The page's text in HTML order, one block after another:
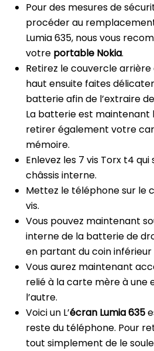
Pour des mesures de
procéder au
Lumia 635, nous vous
votre portable Nokia.
Retirez le couvercle
haut ensuite faites
batterie afin de l’extraire
La batterie est maintenant
retirer également votre
mémoire.
Enlevez les 7 vis Torx t4
châssis interne.
Mettez le téléphone sur le
vis.
Vous pouvez maintenant
interne de la batterie de
en partant du coin inférieur
Vous aurez maintenant
relié à la carte mère à une
l’autre.
Voici un L’écran Lumia 635
reste du téléphone. Pour
tout simplement de le